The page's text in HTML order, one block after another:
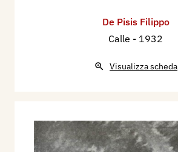
De Pisis Filippo
Calle - 1932
Visualizza scheda